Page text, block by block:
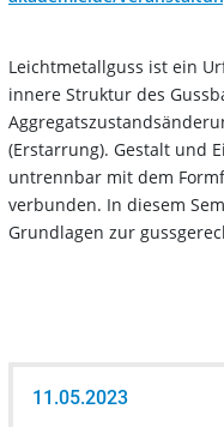
Leichtmetallguss ist ein
innere Struktur des
(Erstarrung). Gestalt und
untrennbar mit dem
verbunden. In diesem
Grundlagen zur
11.05.2023